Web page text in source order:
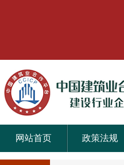
网站首页 政策法规